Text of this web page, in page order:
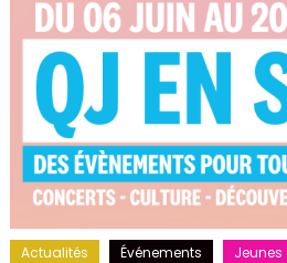
Actualités Événements Jeunes